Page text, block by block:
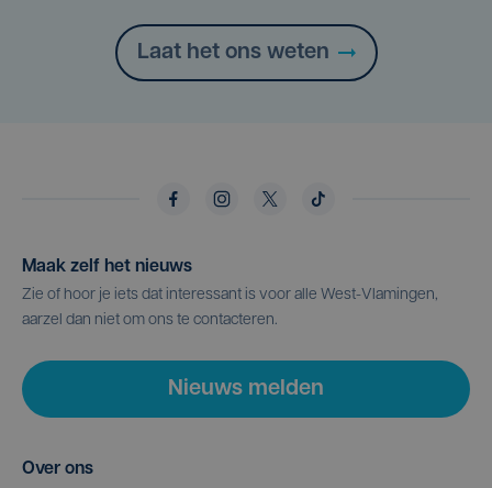
Laat het ons weten
Maak zelf het nieuws
Zie of hoor je iets dat interessant is voor alle West-Vlamingen,
aarzel dan niet om ons te contacteren.
Nieuws melden
Over ons